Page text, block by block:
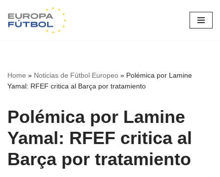
Saltar
Home » Noticias de Fútbol Europeo » Polémica por Lamine
Yamal: RFEF critica al Barça por tratamiento
Polémica por Lamine
Yamal: RFEF critica al
Barça por tratamiento